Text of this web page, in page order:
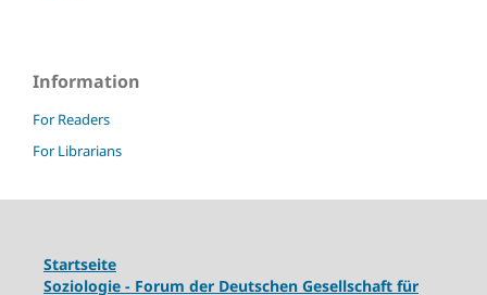
Information
For Readers
For Librarians
Startseite
Soziologie - Forum der Deutschen Gesellschaft für